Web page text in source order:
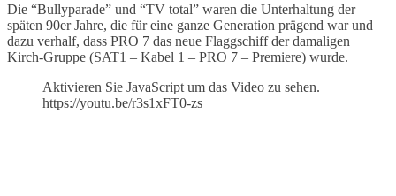
Die “Bullyparade” und “TV total” waren die Unterhaltung der
späten 90er Jahre, die für eine ganze Generation prägend war und
dazu verhalf, dass PRO 7 das neue Flaggschiff der damaligen
Kirch-Gruppe (SAT1 – Kabel 1 – PRO 7 – Premiere) wurde.
Aktivieren Sie JavaScript um das Video zu sehen.
https://youtu.be/r3s1xFT0-zs